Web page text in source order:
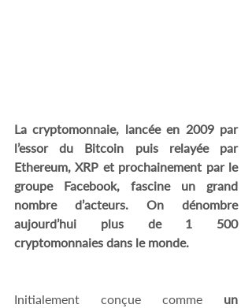
La cryptomonnaie, lancée en 2009 par
l’essor du Bitcoin puis relayée par
Ethereum, XRP et prochainement par le
groupe Facebook, fascine un grand
nombre d’acteurs. On dénombre
aujourd’hui plus de 1 500
cryptomonnaies dans le monde.
Initialement conçue comme un